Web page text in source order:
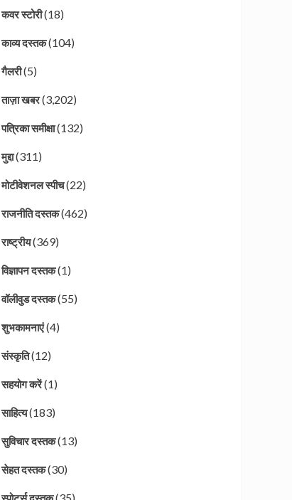
कवर स्टोरी(18)
काव्य दस्तक(104)
गैलरी(5)
ताज़ा खबर(3,202)
पत्रिका समीक्षा(132)
मुद्दा(311)
मोटीवेशनल स्पीच(22)
राजनीति दस्तक(462)
राष्ट्रीय(369)
विज्ञापन दस्तक(1)
वॉलीवुड दस्तक(55)
शुभकामनाएं(4)
संस्कृति(12)
सहयोग करें(1)
साहित्य(183)
सुविचार दस्तक(13)
सेहत दस्तक(30)